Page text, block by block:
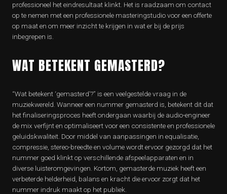
professioneel het eindresultaat klinkt. Het is raadzaam om contact
op te nemen met een professionele masteringstudio voor een offerte
op maat en om meer inzicht te krijgen in wat er bij de prijs
inbegrepen is.
WAT BETEKENT GEMASTERD?
“Wat betekent ‘gemasterd’?” is een veelgestelde vraag in de
muziekwereld. Wanneer een nummer gemasterd is, betekent dit dat
het finaliseringsproces heeft ondergaan waarbij de audio-engineer
de mix verfijnt en optimaliseert voor een consistente en professionele
geluidskwaliteit. Door middel van aanpassingen in equalisatie,
compressie, stereo-breedte en volume wordt ervoor gezorgd dat het
nummer goed klinkt op verschillende afspeelapparaten en in
diverse luisteromgevingen. Kortom, gemasterde muziek heeft een
verbeterde helderheid, balans en kracht die ervoor zorgt dat het
nummer indruk maakt op het publiek.